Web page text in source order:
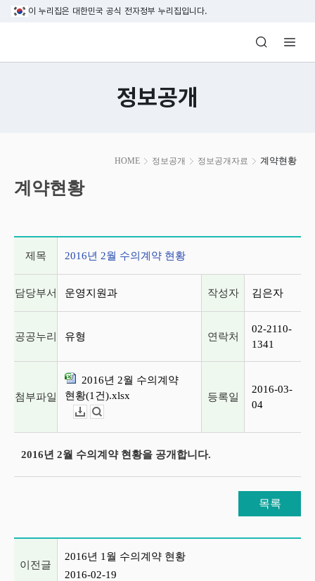
본문 바로가기
이 누리집은 대한민국 공식 전자정부 누리집입니다.
방송미디어통신위원회 Korea Media
정보공개
HOME 정보공개 정보공개자료 계약현황
시
작
계약현황
제목 2016년 2월 수의계약 현황
담당부서 운영지원과 작성자 김은자
공공누리 유형 연락처
02-2110-
1341
첨부파일
2016년 2월 수의계약
현황(1건).xlsx
등록일
2016-03-
04
2016년 2월 수의계약 현황을 공개합니다.
목록
이전글
2016년 1월 수의계약 현황
2016-02-19